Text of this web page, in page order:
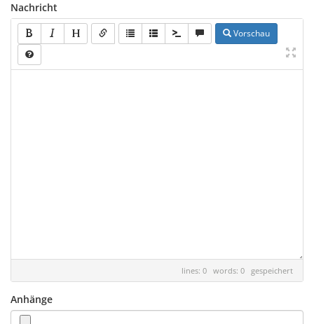
Nachricht
Vorschau
lines: 0 words: 0 gespeichert
Anhänge